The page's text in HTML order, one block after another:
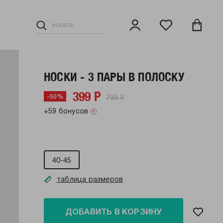
НОСКИ - 3 ПАРЫ В ПОЛОСКУ
-50% 399 Р 799 Р
+59 бонусов
40-45
таблица размеров
ДОБАВИТЬ В КОРЗИНУ